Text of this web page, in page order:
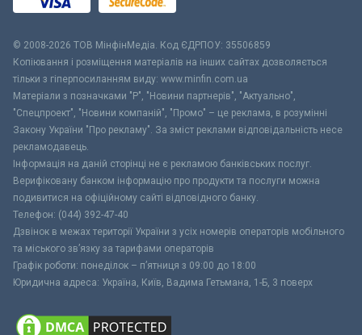
© 2008-2026 ТОВ МiнфiнМедiа. Код ЄДРПОУ: 35506859
Копіювання і розміщення матеріалів на інших сайтах дозволяється
тільки з гіперпосиланням виду: www.minfin.com.ua
Матеріали з позначками "Р", "Новини партнерів", "Актуально",
"Спецпроект", "Новини компаній", "Промо" – це реклама, в розумінні
Закону України "Про рекламу". За зміст реклами відповідальність несе
рекламодавець.
Інформація на даній сторінці не є рекламою банківських послуг.
Верифіковану банком інформацію про продукти та послуги можна
подивитися на офіційному сайті відповідного банку.
Телефон: (044) 392-47-40
Дзвінок в межах території України з усіх номерів операторів мобільного
та міського зв’язку за тарифами операторів
Графік роботи: понеділок – п’ятниця з 09:00 до 18:00
Юридична адреса: Україна, Київ, Вадима Гетьмана, 1-Б, 3 поверх